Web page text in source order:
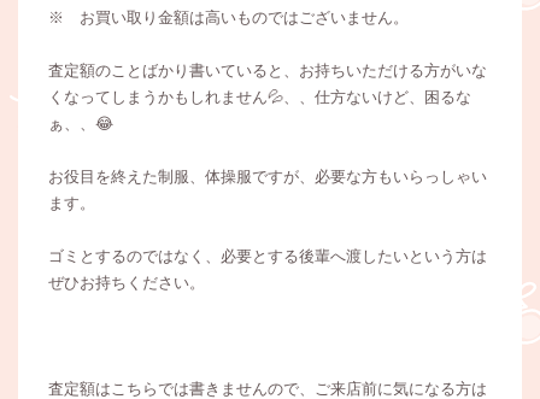
※ お買い取り金額は高いものではございません。
査定額のことばかり書いていると、お持ちいただける方がいな
くなってしまうかもしれません💦、、仕方ないけど、困るな
ぁ、、😂
お役目を終えた制服、体操服ですが、必要な方もいらっしゃい
ます。
ゴミとするのではなく、必要とする後輩へ渡したいという方は
ぜひお持ちください。
査定額はこちらでは書きませんので、ご来店前に気になる方は